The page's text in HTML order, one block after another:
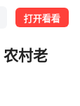
打开看看
村老